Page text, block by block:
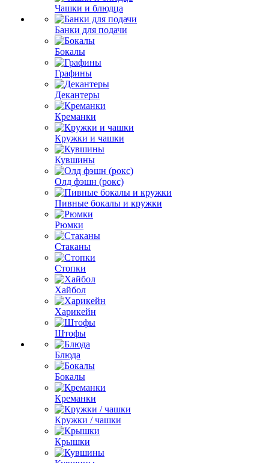
Чашки и блюдца
Банки для подачи
Бокалы
Графины
Декантеры
Креманки
Кружки и чашки
Кувшины
Олд фэшн (рокс)
Пивные бокалы и кружки
Рюмки
Стаканы
Стопки
Хайбол
Харикейн
Штофы
Блюда
Бокалы
Креманки
Кружки / чашки
Крышки